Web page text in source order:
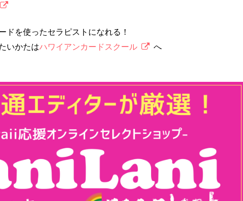
ドを使ったセラピストになれる！
いかたはハワイアンカードスクール へ